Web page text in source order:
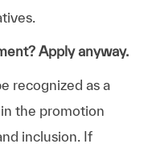
Apply anyway.
recognized as a
the promotion
inclusion. If